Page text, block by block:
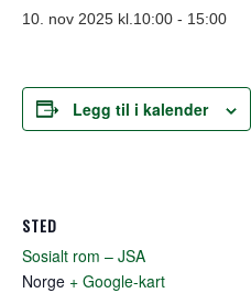
10. nov 2025 kl.10:00 - 15:00
Legg til i kalender
STED
Sosialt rom – JSA
Norge + Google-kart